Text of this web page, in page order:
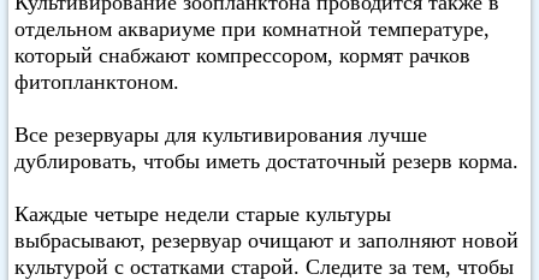
отдельном аквариуме при комнатной температуре,
который снабжают компрессором, кормят рачков
фитопланктоном.
Все резервуары для культивирования лучше
дублировать, чтобы иметь достаточный резерв корма.
Каждые четыре недели старые культуры
выбрасывают, резервуар очищают и заполняют новой
культурой с остатками старой. Следите за тем, чтобы